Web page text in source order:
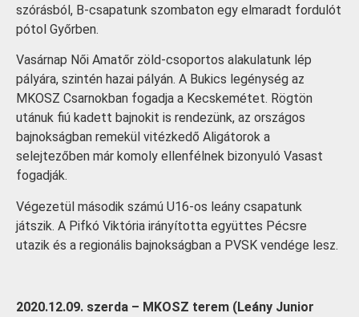
szórásból, B-csapatunk szombaton egy elmaradt fordulót
pótol Győrben.
Vasárnap Női Amatőr zöld-csoportos alakulatunk lép
pályára, szintén hazai pályán. A Bukics legénység az
MKOSZ Csarnokban fogadja a Kecskemétet. Rögtön
utánuk fiú kadett bajnokit is rendezünk, az országos
bajnokságban remekül vitézkedő Aligátorok a
selejtezőben már komoly ellenfélnek bizonyuló Vasast
fogadják.
Végezetül második számú U16-os leány csapatunk
játszik. A Pifkó Viktória irányította együttes Pécsre
utazik és a regionális bajnokságban a PVSK vendége lesz.
2020.12.09. szerda – MKOSZ terem (Leány Junior